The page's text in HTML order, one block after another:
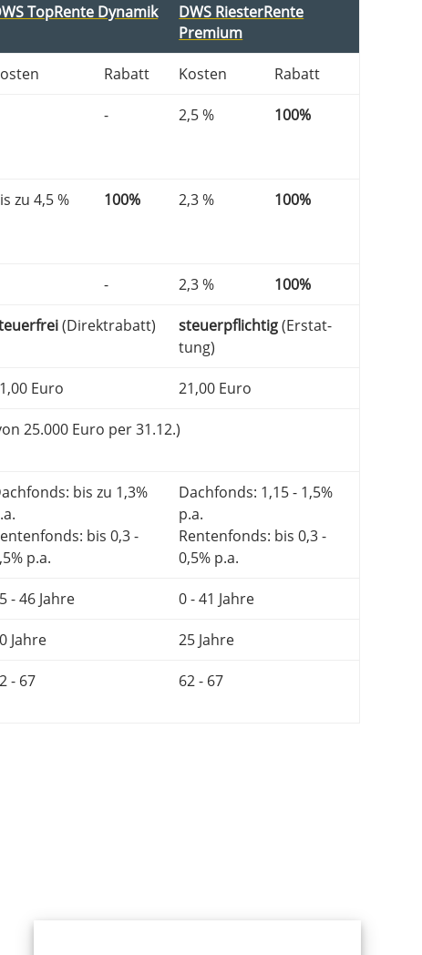
TopRen­te Dynamik
DWS Riester­Ren­te
Premium
Rabatt Kosten Rabatt
- 2,5 % 100%
zu 4,5 % 100% 2,3 % 100%
- 2,3 % 100%
(Direk­tra­batt) steuer­pflich­tig(Erstat­
tung)
Euro 21,00 Euro
25.000 Euro per 31.12.)
bis zu 1,3%
bis 0,3 -
p.a.
Dachfonds: 1,15 - 1,5%
p.a.
Renten­fonds: bis 0,3 -
0,5% p.a.
- 46 Jahre 0 - 41 Jahre
Jahre 25 Jahre
- 67 62 - 67